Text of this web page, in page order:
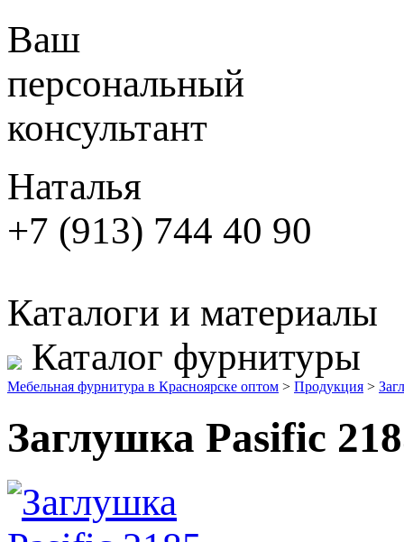
Ваш
персональный
консультант
Наталья
+7 (913) 744 40 90
Каталоги и материалы
Каталог фурнитуры
Мебельная фурнитура в Красноярске оптом > Продукция >
Заглушка Pasific